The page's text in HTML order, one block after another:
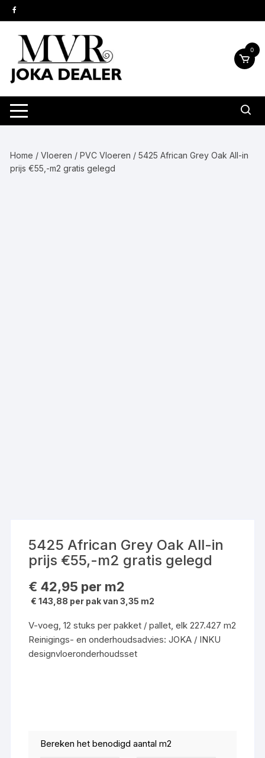
naar
inhoud
0
Home /Vloeren /PVC Vloeren / 5425 African Grey Oak All-in
prijs €55,-m2 gratis gelegd
5425 African Grey Oak All-in
prijs €55,-m2 gratis gelegd
€ 42,95 per m2
€ 143,88 per pak van 3,35 m2
V-voeg, 12 stuks per pakket / pallet, elk 227.427 m2
Reinigings- en onderhoudsadvies: JOKA / INKU
designvloeronderhoudsset
Bereken het benodigd aantal m2